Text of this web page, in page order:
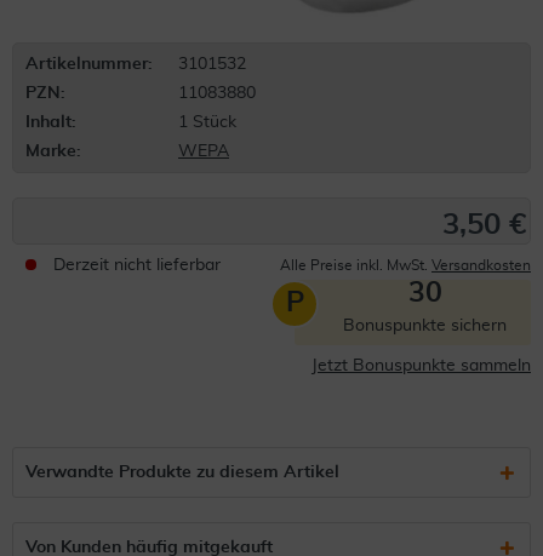
Artikelnummer:
3101532
PZN:
11083880
Inhalt:
1 Stück
Marke:
WEPA
3,50 €
Derzeit nicht lieferbar Alle Preise inkl. MwSt. Versandkosten
P 30
Bonuspunkte sichern
Jetzt Bonuspunkte sammeln
Verwandte Produkte zu diesem Artikel
Von Kunden häufig mitgekauft